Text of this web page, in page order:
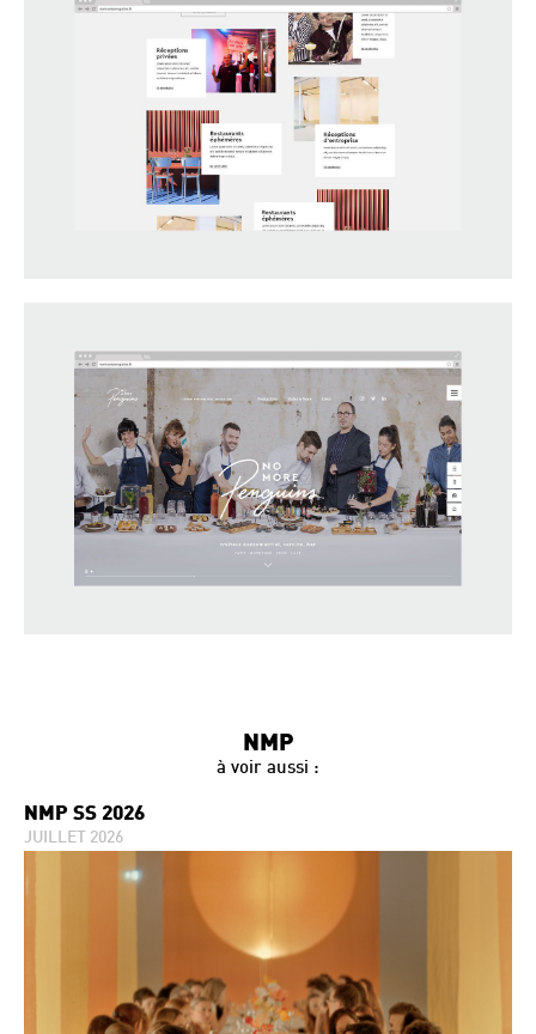
NMP
à voir aussi :
NMP SS 2026
JUILLET 2026